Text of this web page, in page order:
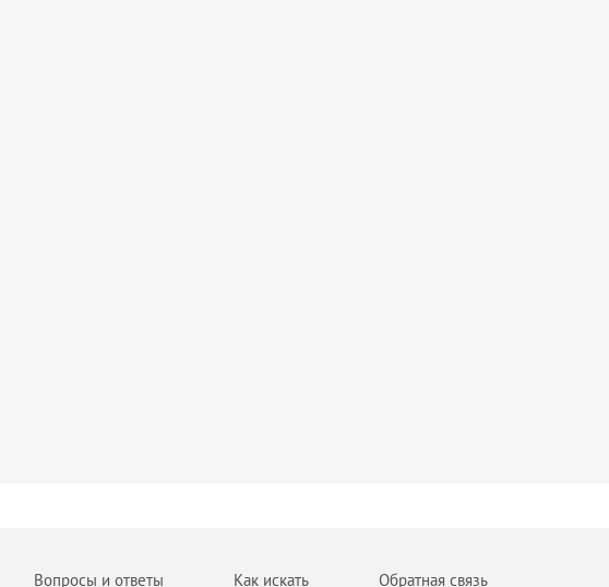
Вопросы и ответы Как искать Обратная связь